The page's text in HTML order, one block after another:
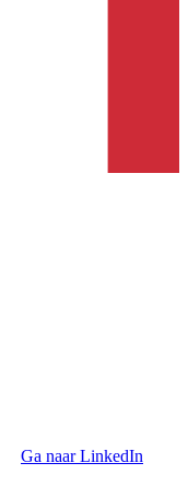
Ga naar LinkedIn